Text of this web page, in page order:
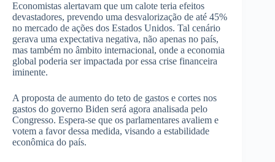
Economistas alertavam que um calote teria efeitos
devastadores, prevendo uma desvalorização de até 45%
no mercado de ações dos Estados Unidos. Tal cenário
gerava uma expectativa negativa, não apenas no país,
mas também no âmbito internacional, onde a economia
global poderia ser impactada por essa crise financeira
iminente.
A proposta de aumento do teto de gastos e cortes nos
gastos do governo Biden será agora analisada pelo
Congresso. Espera-se que os parlamentares avaliem e
votem a favor dessa medida, visando a estabilidade
econômica do país.